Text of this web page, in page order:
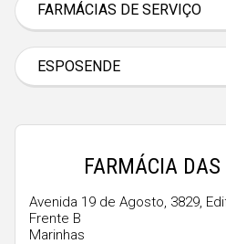
FARMÁCIAS DE SERVIÇO
Braga
Bragança
Castelo Branco
Évora
ESPOSENDE
FARMÁCIA
Avenida 19 de Agosto, 3829,
Frente B
Marinhas